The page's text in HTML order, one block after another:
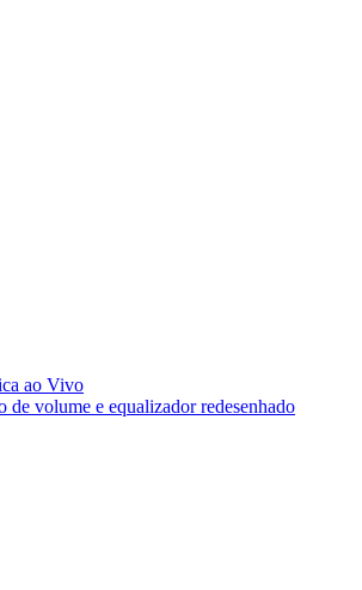
ao Vivo
volume e equalizador redesenhado